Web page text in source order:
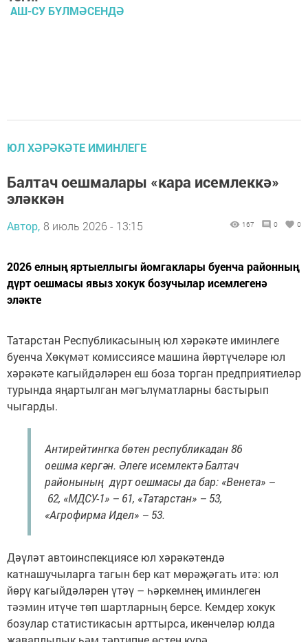
АШ-СУ БҮЛМӘСЕНДӘ
ЮЛ ХӘРӘКӘТЕ ИМИНЛЕГЕ
Балтач оешмалары «кара исемлеккә»
эләккән
Автор, 8 июль 2026 - 13:15 167 0 0
2026 елның яртыеллыгы йомгаклары буенча районның
дүрт оешмасы явыз хокук бозучылар исемлегенә
эләкте
Татарстан Республикасының юл хәрәкәте иминлеге
буенча Хөкүмәт комиссиясе машина йөртүчеләре юл
хәрәкәте кагыйдәләрен еш боза торган предприятиеләр
турында яңартылган мәгълүматларны бастырып
чыгарды.
Антирейтингка бөтен республикадан 86
оешма кергән. Әлеге исемлектә Балтач
районының дүрт оешмасы да бар: «Венета» –
62, «МДСУ-1» – 61, «Татарстан» – 53,
«Агрофирма Идел» – 53.
Дәүләт автоинспекциясе юл хәрәкәтендә
катнашучыларга тагын бер кат мөрәҗәгать итә: юл
йөрү кагыйдәләрен үтәү – һәркемнең иминлеген
тәэмин итүче төп шартларның берсе. Кемдер хокук
бозулар статистикасын арттырса, икенчеләр юлда